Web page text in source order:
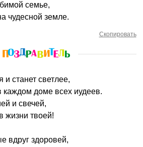
семье,
чудесной земле.
Скопировать
и станет светлее,
каждом доме всех иудеев.
и свечей,
жизни твоей!
вдруг здоровей,